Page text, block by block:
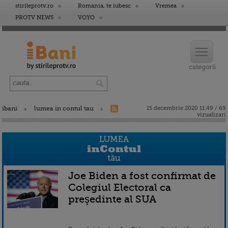
stirileprotv.ro Romania, te iubesc
Vremea
PROTV NEWS
VOYO
ibani lumea in contul tau
15 decembrie 2020 11:49 / 69
vizualizari
Joe Biden a fost confirmat de
Colegiul Electoral ca
preşedinte al SUA